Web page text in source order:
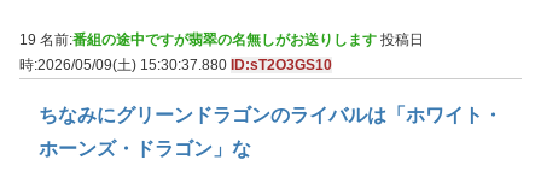
19 名前:番組の途中ですが翡翠の名無しがお送りします 投稿日
時:2026/05/09(土) 15:30:37.880 ID:sT2O3GS10
ちなみにグリーンドラゴンのライバルは「ホワイト・
ホーンズ・ドラゴン」な